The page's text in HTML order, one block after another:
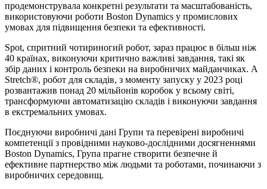
продемонструвала конкретні результати та масштабованість,
використовуючи роботи Boston Dynamics у промислових
умовах для підвищення безпеки та ефективності.
Spot, спритний чотириногий робот, зараз працює в більш ніж
40 країнах, виконуючи критично важливі завдання, такі як
збір даних і контроль безпеки на виробничих майданчиках. А
Stretch®, робот для складів, з моменту запуску у 2023 році
розвантажив понад 20 мільйонів коробок у всьому світі,
трансформуючи автоматизацію складів і виконуючи завдання
в екстремальних умовах.
Поєднуючи виробничі дані Групи та перевірені виробничі
компетенції з провідними науково-дослідними досягненнями
Boston Dynamics, Група прагне створити безпечне й
ефективне партнерство між людьми та роботами, починаючи з
виробничих середовищ.